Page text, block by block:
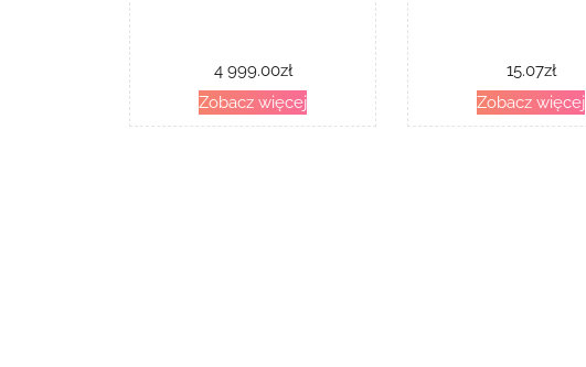
4 999.00zł
Zobacz więcej
15.07zł
Zobacz więcej